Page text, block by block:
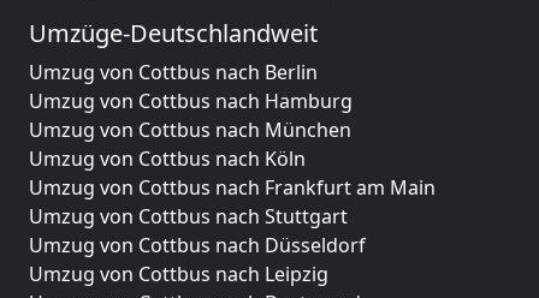
Umzüge-Deutschlandweit
Umzug von Cottbus nach Berlin
Umzug von Cottbus nach Hamburg
Umzug von Cottbus nach München
Umzug von Cottbus nach Köln
Umzug von Cottbus nach Frankfurt am Main
Umzug von Cottbus nach Stuttgart
Umzug von Cottbus nach Düsseldorf
Umzug von Cottbus nach Leipzig